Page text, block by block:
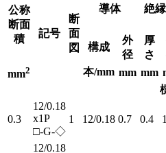
公称
断面
積
記号
断
面
図
導体 絶
構成
外
径
厚
さ
mm2 本/mm mm mm
0.3
12/0.18
x1P
□-G-◇
1 12/0.18 0.7 0.4
12/0.18